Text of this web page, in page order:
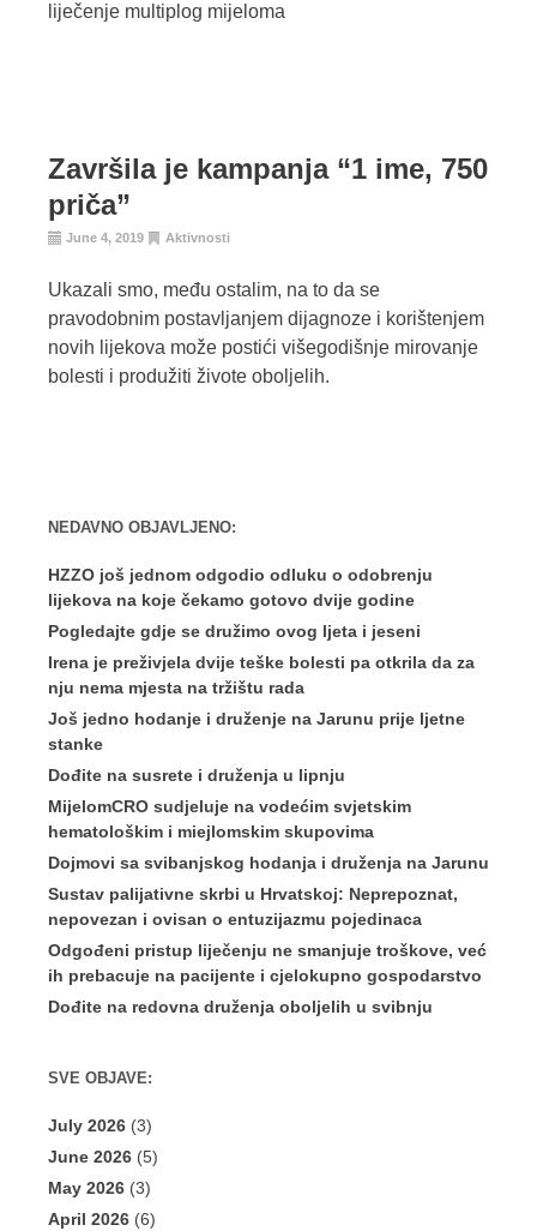
liječenje multiplog mijeloma
Završila je kampanja “1 ime, 750
priča”
June 4, 2019 Aktivnosti
Ukazali smo, među ostalim, na to da se
pravodobnim postavljanjem dijagnoze i korištenjem
novih lijekova može postići višegodišnje mirovanje
bolesti i produžiti živote oboljelih.
NEDAVNO OBJAVLJENO:
HZZO još jednom odgodio odluku o odobrenju
lijekova na koje čekamo gotovo dvije godine
Pogledajte gdje se družimo ovog ljeta i jeseni
Irena je preživjela dvije teške bolesti pa otkrila da za
nju nema mjesta na tržištu rada
Još jedno hodanje i druženje na Jarunu prije ljetne
stanke
Dođite na susrete i druženja u lipnju
MijelomCRO sudjeluje na vodećim svjetskim
hematološkim i miejlomskim skupovima
Dojmovi sa svibanjskog hodanja i druženja na Jarunu
Sustav palijativne skrbi u Hrvatskoj: Neprepoznat,
nepovezan i ovisan o entuzijazmu pojedinaca
Odgođeni pristup liječenju ne smanjuje troškove, već
ih prebacuje na pacijente i cjelokupno gospodarstvo
Dođite na redovna druženja oboljelih u svibnju
SVE OBJAVE:
July 2026 (3)
June 2026 (5)
May 2026 (3)
April 2026 (6)